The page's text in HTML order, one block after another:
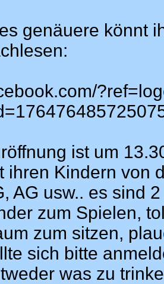
genäuere könnt
ist um
ihren Kindern von
AG usw.. es sind
zum Spielen,
zum sitzen,
sich bitte
was zu